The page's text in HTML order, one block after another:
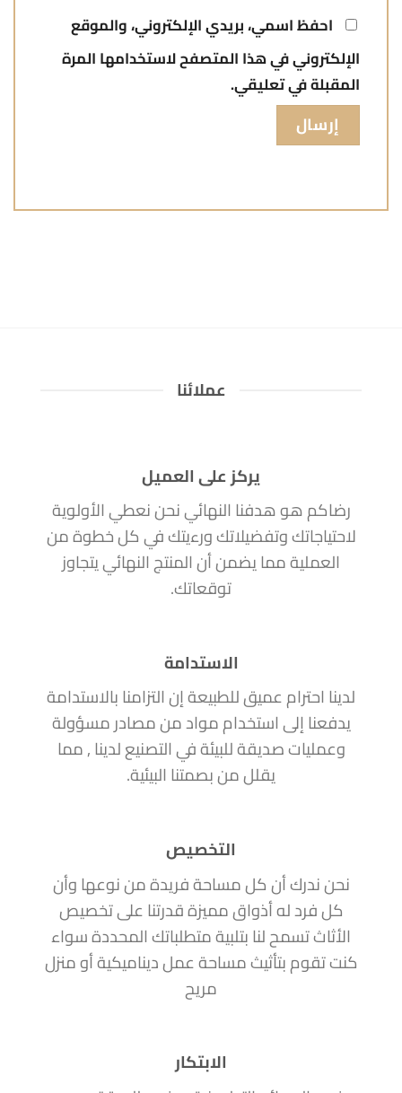
احفظ اسمي، بريدي الإلكتروني، والموقع
الإلكتروني في هذا المتصفح لاستخدامها المرة
المقبلة في تعليقي.
عملائنا
يركز على العميل
رضاكم هو هدفنا النهائي نحن نعطي الأولوية
لاحتياجاتك وتفضيلاتك ورءيتك في كل خطوة من
العملية مما يضمن أن المنتج النهائي يتجاوز
توقعاتك.
الاستدامة
لدينا احترام عميق للطبيعة إن التزامنا بالاستدامة
يدفعنا إلى استخدام مواد من مصادر مسؤولة
وعمليات صديقة للبيئة في التصنيع لدينا , مما
يقلل من بصمتنا البيئية.
التخصيص
نحن ندرك أن كل مساحة فريدة من نوعها وأن
كل فرد له أذواق مميزة قدرتنا على تخصيص
الأثاث تسمح لنا بتلبية متطلباتك المحددة سواء
كنت تقوم بتأثيث مساحة عمل ديناميكية أو منزل
مريح
الابتكار